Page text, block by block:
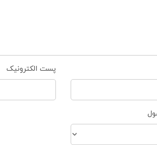
پست الکترونیک